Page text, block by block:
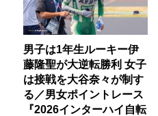
男子は1年生ルーキー伊
藤隆聖が大逆転勝利 女子
は接戦を大谷奈々が制す
る／男女ポイントレース
『2026インターハイ自転